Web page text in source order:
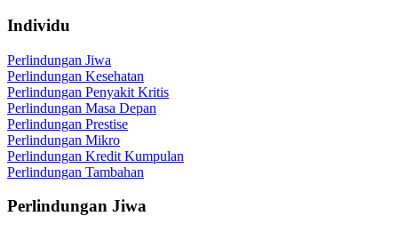
Individu
Perlindungan Jiwa
Perlindungan Kesehatan
Perlindungan Penyakit Kritis
Perlindungan Masa Depan
Perlindungan Prestise
Perlindungan Mikro
Perlindungan Kredit Kumpulan
Perlindungan Tambahan
Perlindungan Jiwa